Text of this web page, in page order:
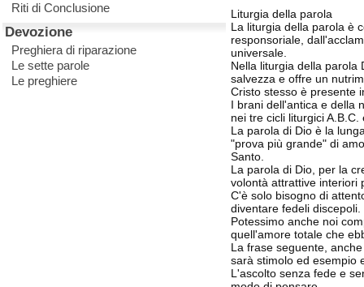
Riti di Conclusione
Devozione
Preghiera di riparazione
Le sette parole
Le preghiere
Liturgia della parola
La liturgia della parola è
responsoriale,
universale.
Nella liturgia della parola
salvezza e offre un
Cristo stesso è presente
I brani dell'antica e della
nei tre cicli liturgici
La parola di Dio è la
"prova più grande" di
Santo.
La parola di Dio, per la
volontà attrattive interiori
C'è solo bisogno di
diventare fedeli discepoli.
Potessimo anche noi
quell'amore totale che
La frase seguente,
sarà stimolo ed esempio
L'ascolto senza fede e